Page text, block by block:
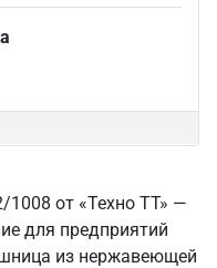
1008 от «Техно ТТ» —
для предприятий
из нержавеющей